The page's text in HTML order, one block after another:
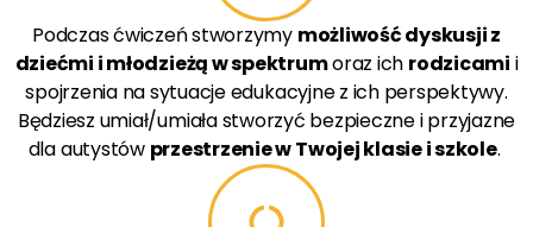
Podczas ćwiczeń stworzymy możliwość dyskusji z
dziećmi i młodzieżą w spektrumoraz ich rodzicami i
spojrzenia na sytuacje edukacyjne z ich perspektywy.
Będziesz umiał/umiała stworzyć bezpieczne i przyjazne
dla autystów przestrzenie w Twojej klasie i szkole. ​